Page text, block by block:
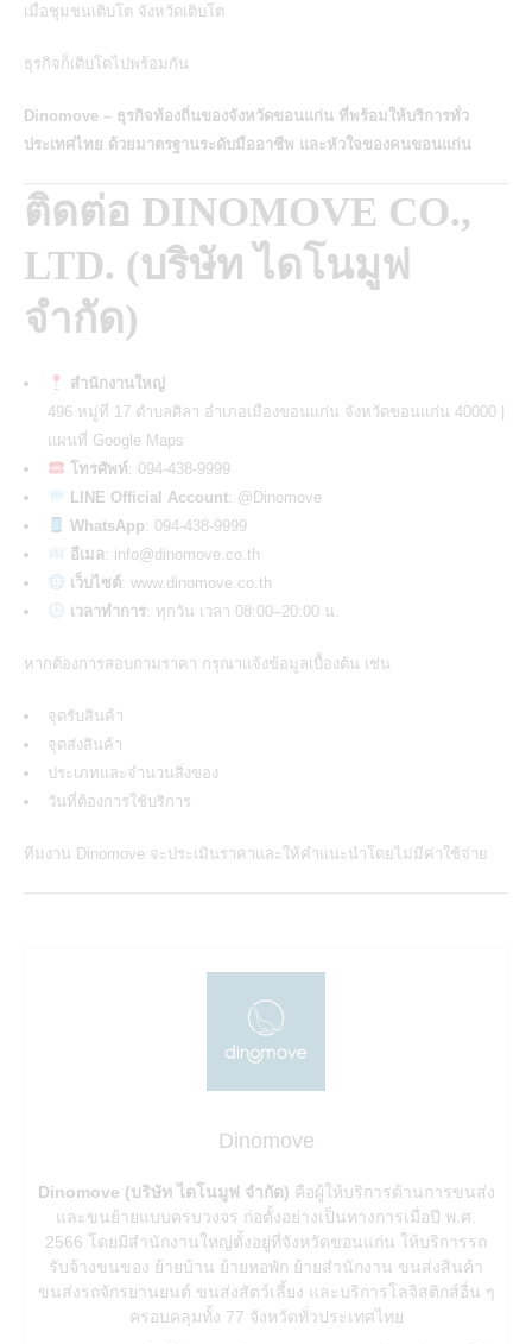
เมื่อชุมชนเติบโต จังหวัดเติบโต
ธุรกิจก็เติบโตไปพร้อมกัน
Dinomove – ธุรกิจท้องถิ่นของจังหวัดขอนแก่น ที่พร้อมให้บริการทั่ว
ประเทศไทย ด้วยมาตรฐานระดับมืออาชีพ และหัวใจของคนขอนแก่น
ติดต่อ DINOMOVE CO.,
LTD. (บริษัท ไดโนมูฟ
จำกัด)
สำนักงานใหญ่
496 หมู่ที่ 17 ตำบลศิลา อำเภอเมืองขอนแก่น จังหวัดขอนแก่น 40000 |
แผนที่ Google Maps
โทรศัพท์: 094-438-9999
LINE Official Account: @Dinomove
WhatsApp: 094-438-9999
อีเมล: info@dinomove.co.th
เว็บไซต์: www.dinomove.co.th
เวลาทำการ: ทุกวัน เวลา 08:00–20:00 น.
หากต้องการสอบถามราคา กรุณาแจ้งข้อมูลเบื้องต้น เช่น
จุดรับสินค้า
จุดส่งสินค้า
ประเภทและจำนวนสิ่งของ
วันที่ต้องการใช้บริการ
ทีมงาน Dinomove จะประเมินราคาและให้คำแนะนำโดยไม่มีค่าใช้จ่าย
Dinomove
Dinomove (บริษัท ไดโนมูฟ จำกัด) คือผู้ให้บริการด้านการขนส่ง
และขนย้ายแบบครบวงจร ก่อตั้งอย่างเป็นทางการเมื่อปี พ.ศ.
2566 โดยมีสำนักงานใหญ่ตั้งอยู่ที่จังหวัดขอนแก่น ให้บริการรถ
รับจ้างขนของ ย้ายบ้าน ย้ายหอพัก ย้ายสำนักงาน ขนส่งสินค้า
ขนส่งรถจักรยานยนต์ ขนส่งสัตว์เลี้ยง และบริการโลจิสติกส์อื่น ๆ
ครอบคลุมทั้ง 77 จังหวัดทั่วประเทศไทย